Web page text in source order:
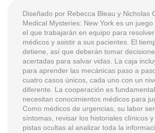
Diseñado por Rebecca Bleau y Nicholas
Medical Mysteries: New York es un
el que trabajarán en equipo para
médicos y asistir a sus pacientes. El
detiene, así que deberán tomar
acertadas para salvar vidas. La caja
para aprender las mecánicas paso a
cuatro casos únicos, cada uno con un
diferente. La cooperación es
necesitan conocimientos médicos para
Como médicos de urgencias, su labor
síntomas, revisar los historiales clínicos
pistas ocultas al analizar toda la